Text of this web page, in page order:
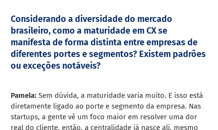
Considerando a diversidade do mercado
brasileiro, como a maturidade em CX se
manifesta de forma distinta entre empresas de
diferentes portes e segmentos? Existem padrões
ou exceções notáveis?
Pamela:Sem dúvida, a maturidade varia muito. E isso está
diretamente ligado ao porte e segmento da empresa. Nas
startups, a gente vê um foco maior em resolver uma dor
real do cliente, então, a centralidade já nasce ali, mesmo